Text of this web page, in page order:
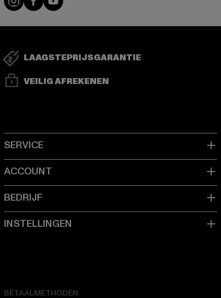
LAAGSTEPRIJSGARANTIE
VEILIG AFREKENEN
BETAALMETHODEN